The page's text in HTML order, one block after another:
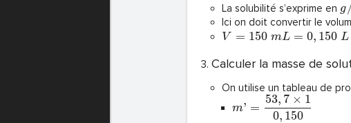
La solubilité s’exprime en g
Ici on doit convertir le
V = 150 mL = 0, 150 L
Calculer la masse de
On utilise un tableau de
m’ =
0, 150
53, 7 × 1